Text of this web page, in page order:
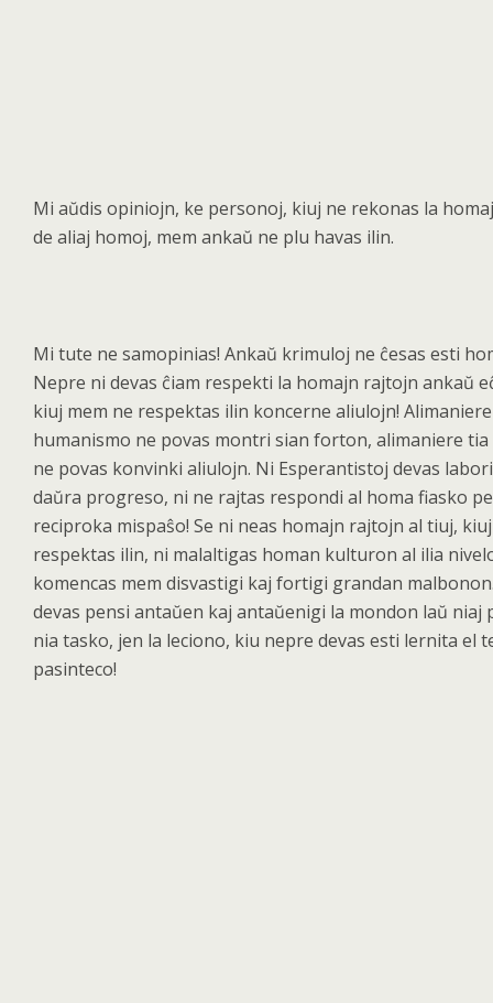
Mi aŭdis opiniojn, ke personoj, kiuj ne rekonas la
de aliaj homoj, mem ankaŭ ne plu havas ilin.
Mi tute ne samopinias! Ankaŭ krimuloj ne ĉesas esti
Nepre ni devas ĉiam respekti la homajn rajtojn ankaŭ
kiuj mem ne respektas ilin koncerne aliulojn! Alimaniere
humanismo ne povas montri sian forton, alimaniere
ne povas konvinki aliulojn. Ni Esperantistoj devas
daŭra progreso, ni ne rajtas respondi al homa fiasko
reciproka mispaŝo! Se ni neas homajn rajtojn al tiuj,
respektas ilin, ni malaltigas homan kulturon al ilia
komencas mem disvastigi kaj fortigi grandan
devas pensi antaŭen kaj antaŭenigi la mondon laŭ niaj
nia tasko, jen la leciono, kiu nepre devas esti lernita el
pasinteco!